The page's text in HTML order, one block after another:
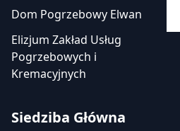
Dom Pogrzebowy Elwan
Elizjum Zakład Usług
Pogrzebowych i
Kremacyjnych
Siedziba Główna